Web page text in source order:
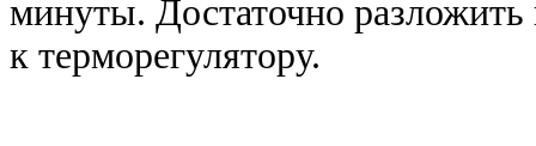
минуты. Достаточно разложить
к терморегулятору.